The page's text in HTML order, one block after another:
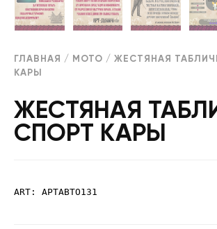
ГЛАВНАЯ / МОТО / ЖЕСТЯНАЯ
КАРЫ
ЖЕСТЯНАЯ
СПОРТ КАРЫ
ART: АРТАВТО131